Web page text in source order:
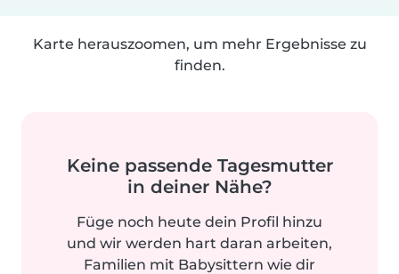
Karte herauszoomen, um mehr Ergebnisse zu
finden.
Keine passende Tagesmutter
in deiner Nähe?
Füge noch heute dein Profil hinzu
und wir werden hart daran arbeiten,
Familien mit Babysittern wie dir